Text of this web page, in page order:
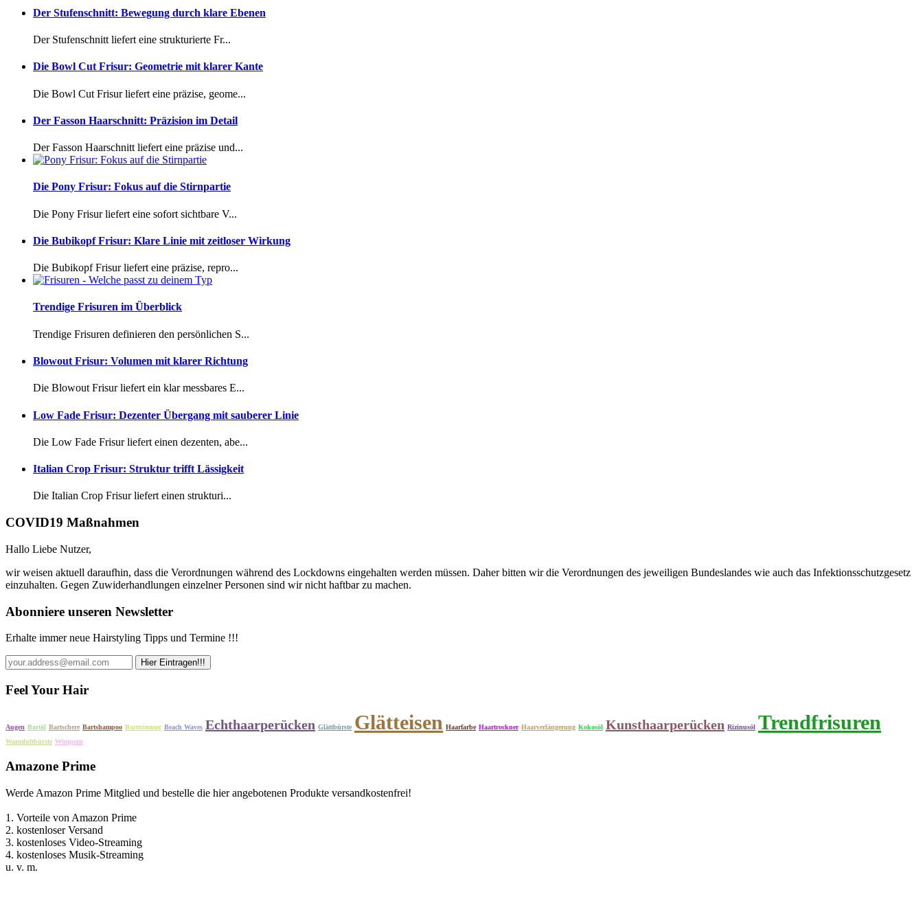
Der Stufenschnitt: Bewegung durch klare Ebenen
Der Stufenschnitt liefert eine strukturierte Fr...
Die Bowl Cut Frisur: Geometrie mit klarer Kante
Die Bowl Cut Frisur liefert eine präzise, geome...
Der Fasson Haarschnitt: Präzision im Detail
Der Fasson Haarschnitt liefert eine präzise und...
Die Pony Frisur: Fokus auf die Stirnpartie
Die Pony Frisur liefert eine sofort sichtbare V...
Die Bubikopf Frisur: Klare Linie mit zeitloser Wirkung
Die Bubikopf Frisur liefert eine präzise, repro...
Trendige Frisuren im Überblick
Trendige Frisuren definieren den persönlichen S...
Blowout Frisur: Volumen mit klarer Richtung
Die Blowout Frisur liefert ein klar messbares E...
Low Fade Frisur: Dezenter Übergang mit sauberer Linie
Die Low Fade Frisur liefert einen dezenten, abe...
Italian Crop Frisur: Struktur trifft Lässigkeit
Die Italian Crop Frisur liefert einen strukturi...
COVID19 Maßnahmen
Hallo Liebe Nutzer,
wir weisen aktuell daraufhin, dass die Verordnungen während des Lockdowns eingehalten werden müssen. Daher bitten wir die Verordnungen des jeweiligen Bundeslandes wie auch das Infektionsschutzgesetz
einzuhalten. Gegen Zuwiderhandlungen einzelner Personen sind wir nicht haftbar zu machen.
Abonniere unseren Newsletter
Erhalte immer neue Hairstyling Tipps und Termine !!!
Feel Your Hair
Augen Bartöl Bartschere Bartshampoo Barttrimmer Beach Waves Echthaarperücken Glättbürste Glätteisen Haarfarbe Haartrockner Haarverlängerung Kokosöl Kunsthaarperücken Rizinusöl Trendfrisuren
Warmluftbürste Wimpern
Amazone Prime
Werde Amazon Prime Mitglied und bestelle die hier angebotenen Produkte versandkostenfrei!
1. Vorteile von Amazon Prime
2. kostenloser Versand
3. kostenloses Video-Streaming
4. kostenloses Musik-Streaming
u. v. m.